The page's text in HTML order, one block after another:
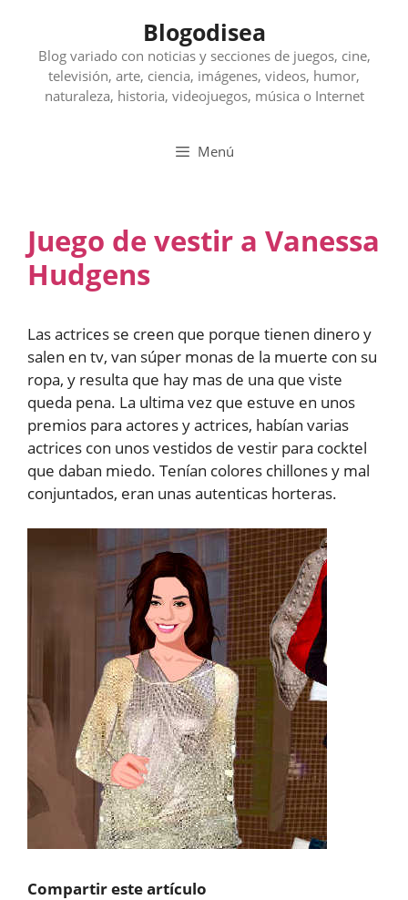
contenido
Blogodisea
Blog variado con noticias y secciones de juegos, cine,
televisión, arte, ciencia, imágenes, videos, humor,
naturaleza, historia, videojuegos, música o Internet
Menú
Juego de vestir a Vanessa
Hudgens
Las actrices se creen que porque tienen dinero y
salen en tv, van súper monas de la muerte con su
ropa, y resulta que hay mas de una que viste
queda pena. La ultima vez que estuve en unos
premios para actores y actrices, habían varias
actrices con unos vestidos de vestir para cocktel
que daban miedo. Tenían colores chillones y mal
conjuntados, eran unas autenticas horteras.
Compartir este artículo